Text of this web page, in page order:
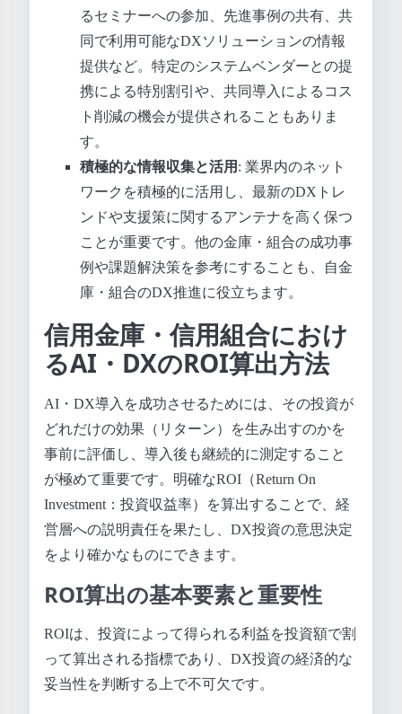
るセミナーへの参加、先進事例の共有、共
同で利用可能なDXソリューションの情報
提供など。特定のシステムベンダーとの提
携による特別割引や、共同導入によるコス
ト削減の機会が提供されることもありま
す。
積極的な情報収集と活用 : 業界内のネット
ワークを積極的に活用し、最新のDXトレ
ンドや支援策に関するアンテナを高く保つ
ことが重要です。他の金庫・組合の成功事
例や課題解決策を参考にすることも、自金
庫・組合のDX推進に役立ちます。
信用金庫・信用組合におけ
るAI・DXのROI算出方法
AI・DX導入を成功させるためには、その投資が
どれだけの効果（リターン）を生み出すのかを
事前に評価し、導入後も継続的に測定すること
が極めて重要です。明確なROI（Return On
Investment：投資収益率）を算出することで、経
営層への説明責任を果たし、DX投資の意思決定
をより確かなものにできます。
ROI算出の基本要素と重要性
ROIは、投資によって得られる利益を投資額で割
って算出される指標であり、DX投資の経済的な
妥当性を判断する上で不可欠です。